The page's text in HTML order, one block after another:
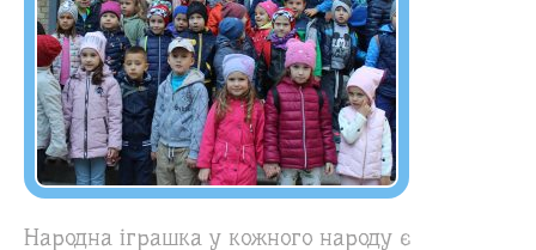
Народна іграшка у кожного народу є